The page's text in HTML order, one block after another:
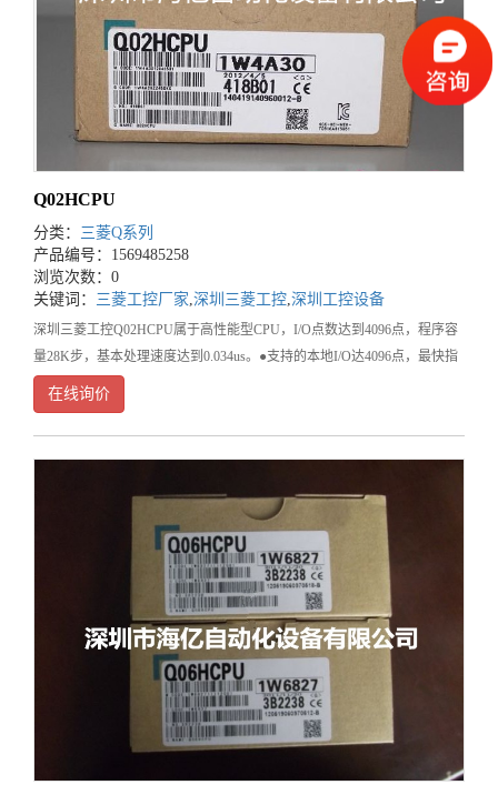
Q02HCPU
分类： 三菱Q系列
产品编号：1569485258
浏览次数：0
关键词： 三菱工控厂家 深圳三菱工控 深圳工控设备
深圳三菱工控Q02HCPU属于高性能型CPU，I/O点数达到4096点，程序容
量28K步，基本处理速度达到0.034us。●支持的本地I/O达4096点，最快指
令仅34纳秒&
在线询价